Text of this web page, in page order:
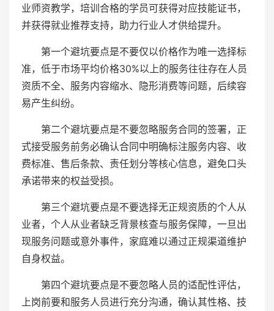
业师资教学，培训合格的学员可获得对应技能证书，
并获得就业推荐支持，助力行业人才供给提升。
第一个避坑要点是不要仅以价格作为唯一选择标
准，低于市场平均价格30%以上的服务往往存在人员
资质不全、服务内容缩水、隐形消费等问题，后续容
易产生纠纷。
第二个避坑要点是不要忽略服务合同的签署，正
式接受服务前务必确认合同中明确标注服务内容、收
费标准、售后条款、责任划分等核心信息，避免口头
承诺带来的权益受损。
第三个避坑要点是不要选择无正规资质的个人从
业者，个人从业者缺乏背景核查与服务保障，一旦出
现服务问题或意外事件，家庭难以通过正规渠道维护
自身权益。
第四个避坑要点是不要忽略人员的适配性评估，
上岗前要和服务人员进行充分沟通，确认其性格、技